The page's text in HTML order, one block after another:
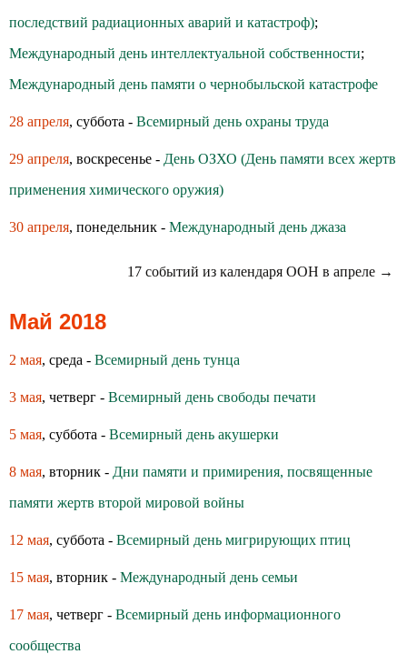
последствий радиационных аварий и катастроф);
Международный день интеллектуальной собственности;
Международный день памяти о чернобыльской катастрофе
28 апреля, суббота - Всемирный день охраны труда
29 апреля, воскресенье - День ОЗХО (День памяти всех жертв
применения химического оружия)
30 апреля, понедельник - Международный день джаза
17 событий из календаря ООН в апреле →
Май 2018
2 мая, среда - Всемирный день тунца
3 мая, четверг - Всемирный день свободы печати
5 мая, суббота - Всемирный день акушерки
8 мая, вторник - Дни памяти и примирения, посвященные
памяти жертв второй мировой войны
12 мая, суббота - Всемирный день мигрирующих птиц
15 мая, вторник - Международный день семьи
17 мая, четверг - Всемирный день информационного
сообщества